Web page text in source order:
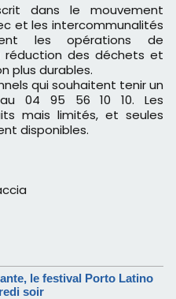
dans le mouvement
et les intercommunalités
les opérations de
réduction des déchets et
plus durables.
qui souhaitent tenir un
04 95 56 10 10. Les
mais limités, et seules
disponibles.
le festival Porto Latino
soir